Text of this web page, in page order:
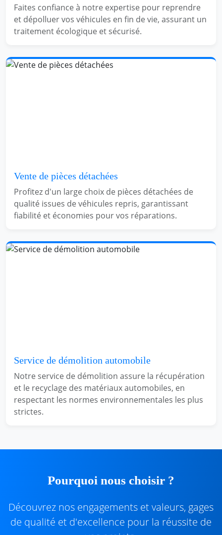
Faites confiance à notre expertise pour reprendre
et dépolluer vos véhicules en fin de vie, assurant un
traitement écologique et sécurisé.
Vente de pièces détachées
Profitez d'un large choix de pièces détachées de
qualité issues de véhicules repris, garantissant
fiabilité et économies pour vos réparations.
Service de démolition automobile
Notre service de démolition assure la récupération
et le recyclage des matériaux automobiles, en
respectant les normes environnementales les plus
strictes.
Pourquoi nous choisir ?
Découvrez nos engagements et valeurs, gages
de qualité et d'excellence pour la réussite de